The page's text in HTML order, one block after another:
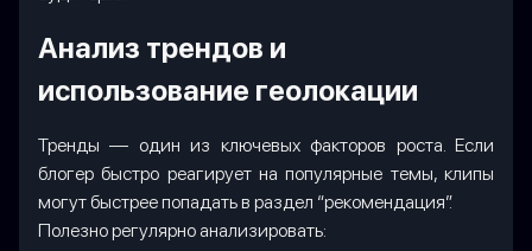
Анализ трендов и
использование геолокации
Тренды — один из ключевых факторов роста. Если
блогер быстро реагирует на популярные темы, клипы
могут быстрее попадать в раздел “рекомендация”.
Полезно регулярно анализировать: